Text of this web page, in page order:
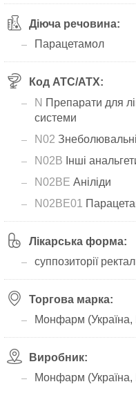
Діюча речовина:
Парацетамол
Код АТС/ATX:
N Препарати для
системи
N02
N02B Інші
N02BE Аніліди
N02BE01
Лікарська форма:
суппозиторії
Торгова марка:
Монфарм
Виробник:
Монфарм